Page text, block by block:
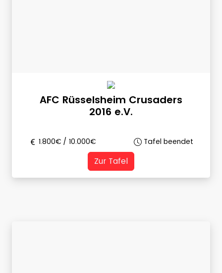
AFC Rüsselsheim Crusaders
2016 e.V.
1.800€ / 10.000€ Tafel beendet
Zur Tafel